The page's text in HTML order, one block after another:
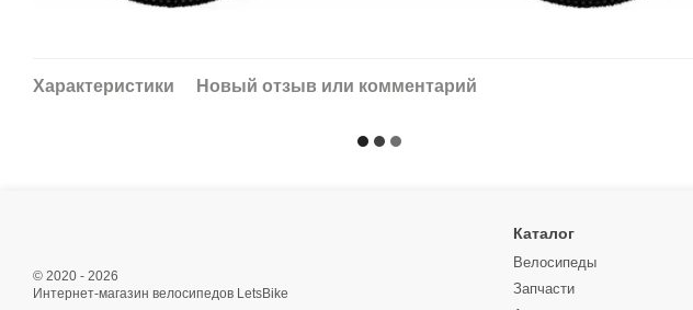
Характеристики Новый отзыв или комментарий
© 2020 - 2026
Интернет-магазин велосипедов LetsBike
Каталог
Велосипеды
Запчасти